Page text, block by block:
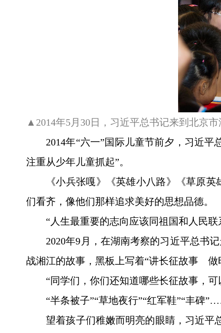
▲2014年5月30日，习近平总书记来到北京
2014年“六一”国际儿童节前夕，习近
注重从少年儿童抓起”。
《小兵张嘎》《英雄小八路》《草原
们看齐，像他们那样追求美好的思想品德。
“人生最重要的志向应该同祖国和人民
2020年9月，在湖南考察的习近平总书
战湘江的故事，黑板上写着“讲长征故事 做
“同学们，你们还知道哪些长征故事，
“半条被子”“草地夜行”“红军鞋”“丰碑
望着孩子们稚嫩而明亮的眼睛，习近平